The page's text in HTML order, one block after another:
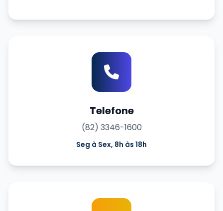
Telefone
(82) 3346-1600
Seg à Sex, 8h às 18h